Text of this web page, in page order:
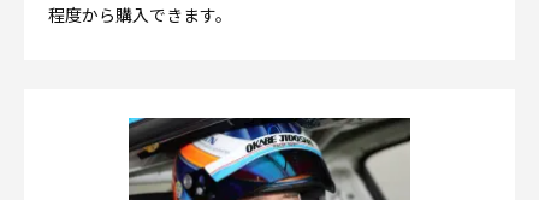
程度から購入できます。